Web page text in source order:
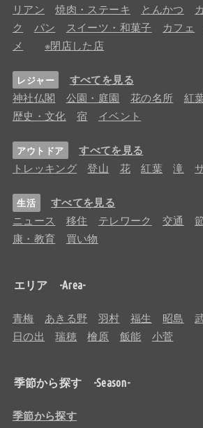
リアン
焼肉・ステーキ とんかつ
ク
パン スイーツ・和菓子 カフェ
メ
※閉店した店
レジャー すべてを見る
神社仏閣 公園・庭園 花の名所 紅
歴史・文化
宿 イベント
アウトドア すべてを見る
トレッキング 登山 花 紅葉 滝
生活 すべてを見る
ニュース 移住 テレワーク 交通
康・教育
買い物
エリア -Area-
青梅 あきる野 羽村 福生 昭島
日の出
瑞穂 檜原 飯能 小菅
季節から探す -Season-
季節から探す